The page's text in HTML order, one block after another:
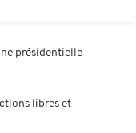
présidentielle
libres et